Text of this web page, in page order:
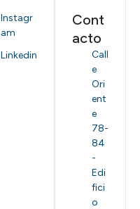
Instagr
am
Linkedin
Cont
acto
Call
e
Ori
ent
e
78-
84
-
Edi
fici
o